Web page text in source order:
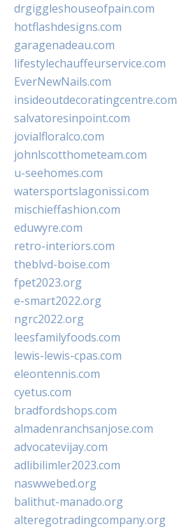
drgiggleshouseofpain.com
hotflashdesigns.com
garagenadeau.com
lifestylechauffeurservice.com
EverNewNails.com
insideoutdecoratingcentre.com
salvatoresinpoint.com
jovialfloralco.com
johnlscotthometeam.com
u-seehomes.com
watersportslagonissi.com
mischieffashion.com
eduwyre.com
retro-interiors.com
theblvd-boise.com
fpet2023.org
e-smart2022.org
ngrc2022.org
leesfamilyfoods.com
lewis-lewis-cpas.com
eleontennis.com
cyetus.com
bradfordshops.com
almadenranchsanjose.com
advocatevijay.com
adlibilimler2023.com
naswwebed.org
balithut-manado.org
alteregotradingcompany.org